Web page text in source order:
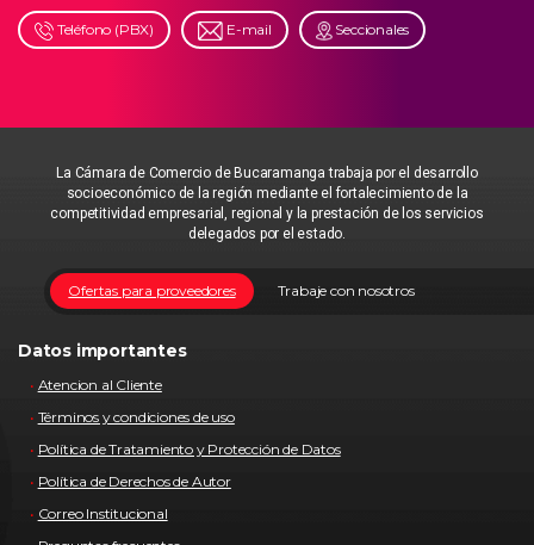
Teléfono (PBX) E-mail Seccionales
La Cámara de Comercio de Bucaramanga trabaja por el desarrollo
socioeconómico de la región mediante el fortalecimiento de la
competitividad empresarial, regional y la prestación de los servicios
delegados por el estado.
Trabaje con nosotros
Ofertas para proveedores
Datos importantes
Atencion al Cliente
Términos y condiciones de uso
Política de Tratamiento y Protección de Datos
Política de Derechos de Autor
Correo Institucional